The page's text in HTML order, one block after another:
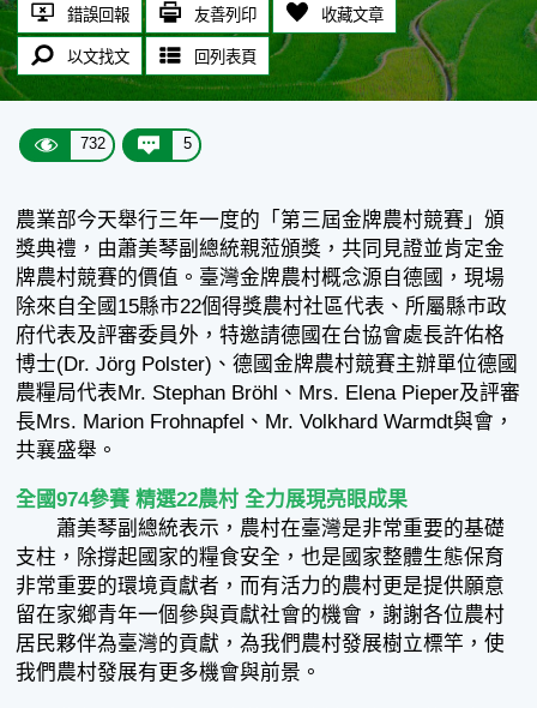
錯誤回報 友善列印 收藏文章
以文找文 回列表頁
732 5
農業部今天舉行三年一度的「第三屆金牌農村競賽」頒
獎典禮，由蕭美琴副總統親蒞頒獎，共同見證並肯定金
牌農村競賽的價值。臺灣金牌農村概念源自德國，現場
除來自全國15縣市22個得獎農村社區代表、所屬縣市政
府代表及評審委員外，特邀請德國在台協會處長許佑格
博士(Dr. Jörg Polster)、德國金牌農村競賽主辦單位德國
農糧局代表Mr. Stephan Bröhl、Mrs. Elena Pieper及評審
長Mrs. Marion Frohnapfel、Mr. Volkhard Warmdt與會，
共襄盛舉。
全國974參賽 精選22農村 全力展現亮眼成果
蕭美琴副總統表示，農村在臺灣是非常重要的基礎
支柱，除撐起國家的糧食安全，也是國家整體生態保育
非常重要的環境貢獻者，而有活力的農村更是提供願意
留在家鄉青年一個參與貢獻社會的機會，謝謝各位農村
居民夥伴為臺灣的貢獻，為我們農村發展樹立標竿，使
我們農村發展有更多機會與前景。